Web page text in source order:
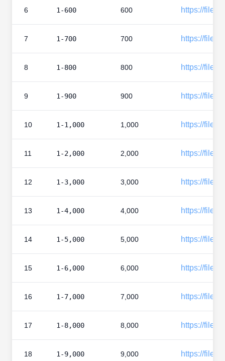
6 1-600 600 https://
7 1-700 700 https://
8 1-800 800 https://
9 1-900 900 https://
10 1-1,000 1,000 https://
11 1-2,000 2,000 https://
12 1-3,000 3,000 https://
13 1-4,000 4,000 https://
14 1-5,000 5,000 https://
15 1-6,000 6,000 https://
16 1-7,000 7,000 https://
17 1-8,000 8,000 https://
18 1-9,000 9,000 https://